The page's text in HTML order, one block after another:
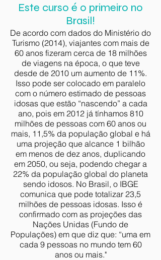
Este curso é o primeiro no
Brasil!
De acordo com dados do Ministério do
Turismo (2014), viajantes com mais de
60 anos fizeram cerca de 18 milhões
de viagens na época, o que teve
desde de 2010 um aumento de 11%.
Isso pode ser colocado em paralelo
com o número estimado de pessoas
idosas que estão “nascendo” a cada
ano, pois em 2012 já tínhamos 810
milhões de pessoas com 60 anos ou
mais, 11,5% da população global e há
uma projeção que alcance 1 bilhão
em menos de dez anos, duplicando
em 2050, ou seja, podendo chegar a
22% da população global do planeta
sendo idosos. No Brasil, o IBGE
comunica que pode totalizar 23,5
milhões de pessoas idosas. Isso é
confirmado com as projeções das
Nações Unidas (Fundo de
Populações) em que diz que: “uma em
cada 9 pessoas no mundo tem 60
anos ou mais."